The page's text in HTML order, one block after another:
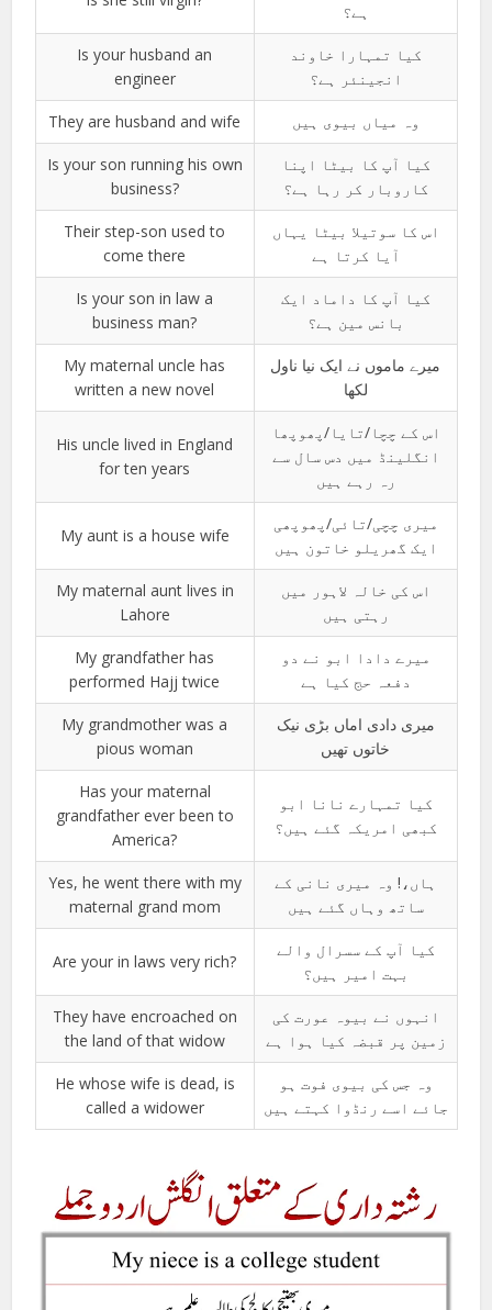
ہے؟
Is your husband an
engineer
کیا تمہارا خاوند
انجینئر ہے؟
They are husband and wife وہ میاں بیوی ہیں
Is your son running his own
business?
کیا آپ کا بیٹا اپنا
کاروبار کر رہا ہے؟
Their step-son used to
come there
اس کا سوتیلا بیٹا یہاں
آیا کرتا ہے
Is your son in law a
business man?
کیا آپ کا داماد ایک
بانس مین ہے؟
My maternal uncle has
written a new novel
میرے ماموں نے ایک نیا ناول
لکھا
His uncle lived in England
for ten years
اس کے چچا/تایا/پھوپھا
انگلینڈ میں دس سال سے
رہ رہے ہیں
My aunt is a house wife
میری چچی/تائی/پھوپھی
ایک گھریلو خاتون ہیں
My maternal aunt lives in
Lahore
اس کی خالہ لاہور میں
رہتی ہیں
My grandfather has
performed Hajj twice
میرے دادا ابو نے دو
دفعہ حج کیا ہے
My grandmother was a
pious woman
میری دادی اماں بڑی نیک
خاتوں تھیں
Has your maternal
grandfather ever been to
America?
کیا تمہارے نانا ابو
کبھی امریکہ گئے ہیں؟
Yes, he went there with my
maternal grand mom
ہاں،! وہ میری نانی کے
ساتھ وہاں گئے ہیں
Are your in laws very rich?
کیا آپ کے سسرال والے
بہت امیر ہیں؟
They have encroached on
the land of that widow
انہوں نے بیوہ عورت کی
زمین پر قبضہ کیا ہوا ہے
He whose wife is dead, is
called a widower
وہ جس کی بیوی فوت ہو
جائے اسے رنڈوا کہتے ہیں